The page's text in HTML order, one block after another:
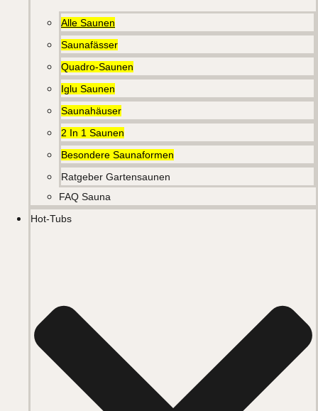
Alle Saunen
Saunafässer
Quadro-Saunen
Iglu Saunen
Saunahäuser
2 In 1 Saunen
Besondere Saunaformen
Ratgeber Gartensaunen
FAQ Sauna
Hot-Tubs